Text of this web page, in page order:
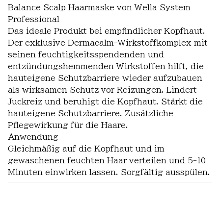
Balance Scalp Haarmaske von Wella System
Professional
Das ideale Produkt bei empfindlicher Kopfhaut.
Der exklusive Dermacalm-Wirkstoffkomplex mit
seinen feuchtigkeitsspendenden und
entzündungshemmenden Wirkstoffen hilft, die
hauteigene Schutzbarriere wieder aufzubauen
als wirksamen Schutz vor Reizungen. Lindert
Juckreiz und beruhigt die Kopfhaut. Stärkt die
hauteigene Schutzbarriere. Zusätzliche
Pflegewirkung für die Haare.
Anwendung
Gleichmäßig auf die Kopfhaut und im
gewaschenen feuchten Haar verteilen und 5-10
Minuten einwirken lassen. Sorgfältig ausspülen.